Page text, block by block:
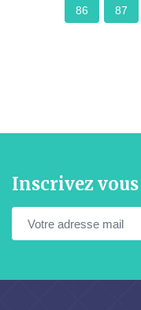
86 87
Inscrivez